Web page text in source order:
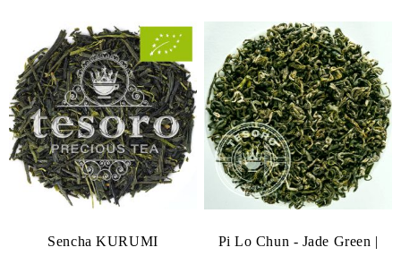
Sencha KURUMI
Pi Lo Chun - Jade Green |